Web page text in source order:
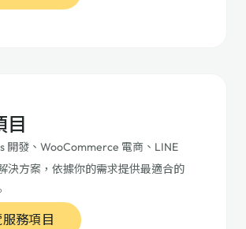
目
開發、WooCommerce 電商、LINE
決方案，依據你的需求提供最適合的
務項目